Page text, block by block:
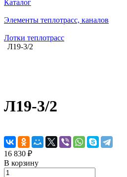
Каталог
Элементы теплотрасс, каналов
Лотки теплотрасс
Л19-3/2
Л19-3/2
16 830 ₽
В корзину